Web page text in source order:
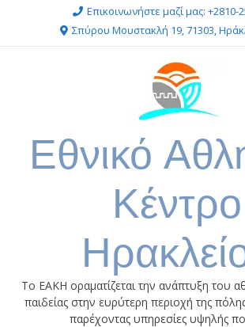
Επικοινωνήστε μαζί μας: +2810-
Σπύρου Μουστακλή 19, 71303,
Εθνικό
Κέντρο
Το ΕΑΚΗ οραματίζεται την ανάπτυξη του
παιδείας στην ευρύτερη περιοχή της
παρέχοντας υπηρεσίες υψηλής